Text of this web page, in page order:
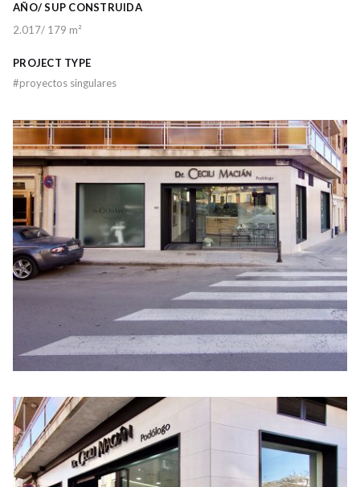
AÑO/ SUP CONSTRUIDA
2.017/ 179 m²
PROJECT TYPE
#proyectos singulares